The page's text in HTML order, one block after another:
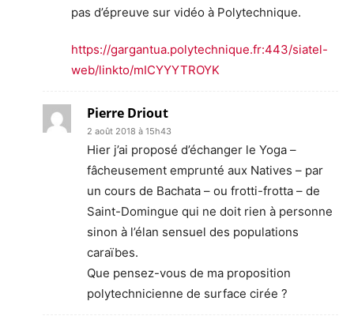
pas d’épreuve sur vidéo à Polytechnique.
https://gargantua.polytechnique.fr:443/siatel-
web/linkto/mICYYYTROYK
Pierre Driout
2 août 2018 à 15h43
Hier j’ai proposé d’échanger le Yoga –
fâcheusement emprunté aux Natives – par
un cours de Bachata – ou frotti-frotta – de
Saint-Domingue qui ne doit rien à personne
sinon à l’élan sensuel des populations
caraïbes.
Que pensez-vous de ma proposition
polytechnicienne de surface cirée ?